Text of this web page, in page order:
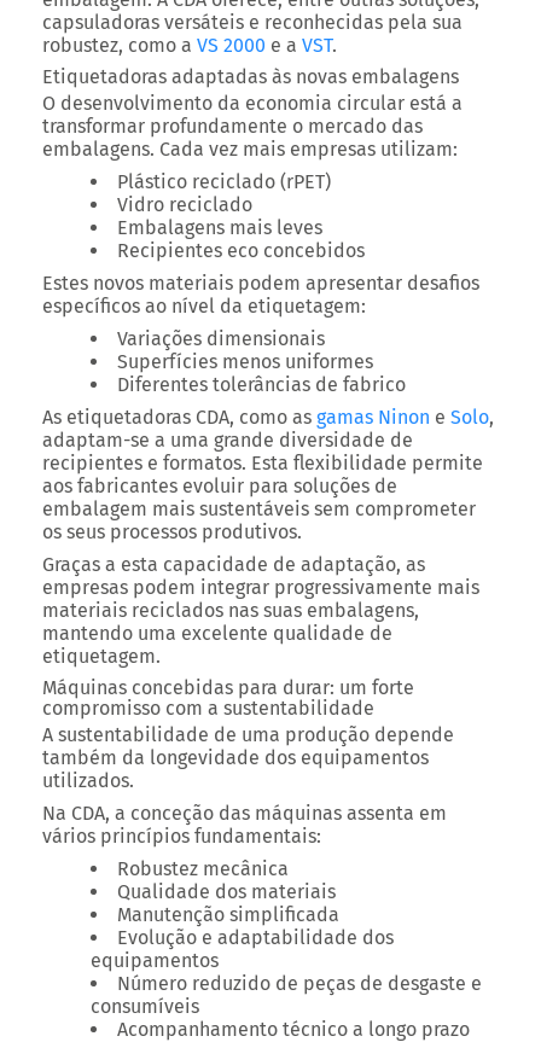
capsuladoras versáteis e reconhecidas pela sua
robustez, como a VS 2000 e a VST.
Etiquetadoras adaptadas às novas embalagens
O desenvolvimento da economia circular está a
transformar profundamente o mercado das
embalagens. Cada vez mais empresas utilizam:
Plástico reciclado (rPET)
Vidro reciclado
Embalagens mais leves
Recipientes eco concebidos
Estes novos materiais podem apresentar desafios
específicos ao nível da etiquetagem:
Variações dimensionais
Superfícies menos uniformes
Diferentes tolerâncias de fabrico
As etiquetadoras CDA, como as gamas Ninon e Solo,
adaptam-se a uma grande diversidade de
recipientes e formatos. Esta flexibilidade permite
aos fabricantes evoluir para soluções de
embalagem mais sustentáveis sem comprometer
os seus processos produtivos.
Graças a esta capacidade de adaptação, as
empresas podem integrar progressivamente mais
materiais reciclados nas suas embalagens,
mantendo uma excelente qualidade de
etiquetagem.
Máquinas concebidas para durar: um forte
compromisso com a sustentabilidade
A sustentabilidade de uma produção depende
também da longevidade dos equipamentos
utilizados.
Na CDA, a conceção das máquinas assenta em
vários princípios fundamentais:
Robustez mecânica
Qualidade dos materiais
Manutenção simplificada
Evolução e adaptabilidade dos
equipamentos
Número reduzido de peças de desgaste e
consumíveis
Acompanhamento técnico a longo prazo